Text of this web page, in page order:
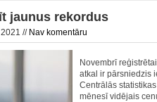
jaunus rekordus
// Nav komentāru
Novembrī
atkal ir pārsniedzis
Centrālās
mēnesī vidējais